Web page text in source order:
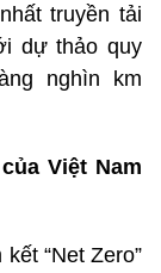
truyền tải
dự thảo quy
nghìn km
Việt Nam
“Net Zero”